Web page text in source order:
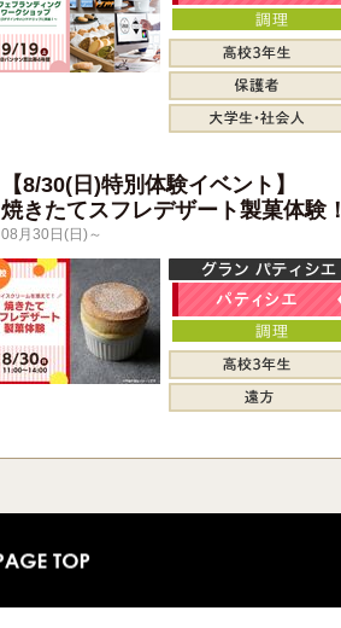
【8/30(日)特別体験イベント】
焼きたてスフレデザート製菓体験！
08月30日(日)～